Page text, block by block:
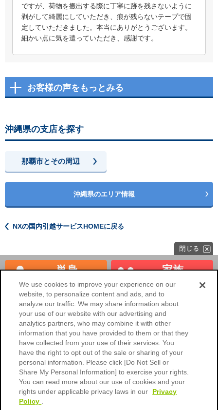
ですが、荷物を搬出する際に丁寧に跡を残さないように
剥がして綺麗にしていただき、痕が残らないテープで固
定していただきました。本当にありがとうございます。
細かい点に気を遣っていただき、感謝です。
お客様の声をもっとみる
沖縄県の支店を探す
那覇市とその周辺
沖縄県のエリア情報
NXの国内引越サービスHOMEに戻る
単身 家族
海外へのお引越し 法人のお客様
NXの国内引越サービスHOME
会社概要 ご利用環境
個人情報保護について
個人情報保護に関するご協力のお
願い
標準引越運送約款 標準貨物自動車運送約款
引越荷物運送保険約款 引越荷物運送保険のご案内
We use cookies to improve your experience on our
website, to personalize content and ads, and to
analyze our traffic. We may share information about
your use of our website with our advertising and
analytics partners, who may combine it with other
information that you have provided to them or that they
have collected from your use of their services. You
have the right to opt out of the sale or sharing of your
personal information. Please click [Do Not Sell or
Share My Personal Information] to exercise your rights.
You can read more about our use of cookies and your
rights under applicable privacy laws in our
Privacy
Policy